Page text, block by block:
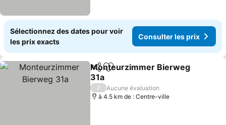
Sélectionnez des dates pour voir
les prix exacts
Consulter les prix
PartagerAjouter à mes favoris
Monteurzimmer Bierweg
31a
Consulter les prix
/
Aucune évaluation
à 4.5 km de : Centre-ville